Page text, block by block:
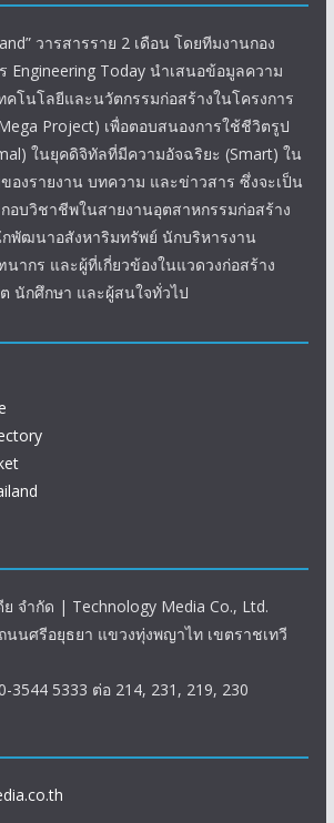
วารสารราย 2 เดือน โดยทีมงานกอง
Today นำเสนอข้อมูลความ
คโนโลยีและนวัตกรรมก่อสร้างในโครงการ
Project) เพื่อตอบสนองการใช้ชีวิตรูป
ในยุคดิจิทัลที่มีความอัจฉริยะ (Smart) ใน
องรายงาน บทความ และข่าวสาร ซึ่งจะเป็น
อบวิชาชีพในสายงานอุตสาหกรรมก่อสร้าง
พัฒนาอสังหาริมทรัพย์ นักบริหารงาน
ากร และผู้ที่เกี่ยวข้องในแวดวงก่อสร้าง
นักศึกษา และผู้สนใจทั่วไป
จำกัด | Technology Media Co., Ltd.
นนศรีอยุธยา แขวงทุ่งพญาไท เขตราชเทวี
3544 5333 ต่อ 214, 231, 219, 230